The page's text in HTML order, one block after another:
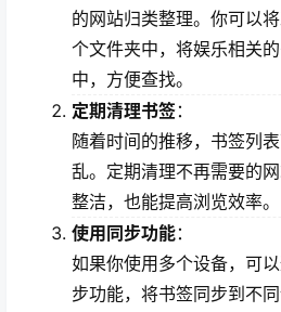
的网站归类整理。你可以
个文件夹中，将娱乐相关
中，方便查找。
定期清理书签：
随着时间的推移，书签列
乱。定期清理不再需要的
整洁，也能提高浏览效率。
使用同步功能：
如果你使用多个设备，可
步功能，将书签同步到不